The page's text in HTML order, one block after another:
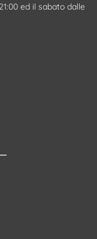
ed il sabato dalle